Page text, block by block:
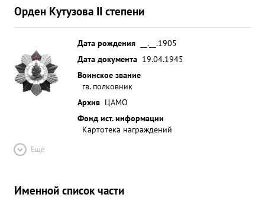
Орден Кутузова II степени
Дата рождения
__.__.1905
Дата документа 19.04.1945
Воинское звание
гв. полковник
Архив ЦАМО
Фонд ист. информации
Картотека награждений
Ещё
Именной список части